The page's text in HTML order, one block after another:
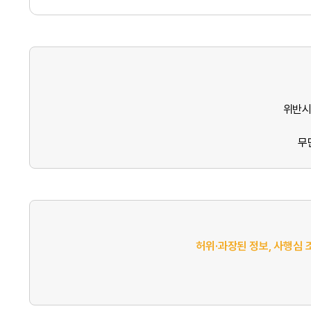
위반
무
허위·과장된 정보, 사행심